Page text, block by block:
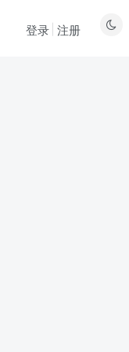
登录 注册